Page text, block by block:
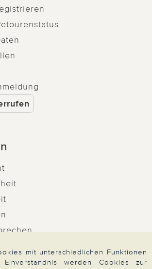
mit unterschiedlichen Funktionen
werden Cookies zur